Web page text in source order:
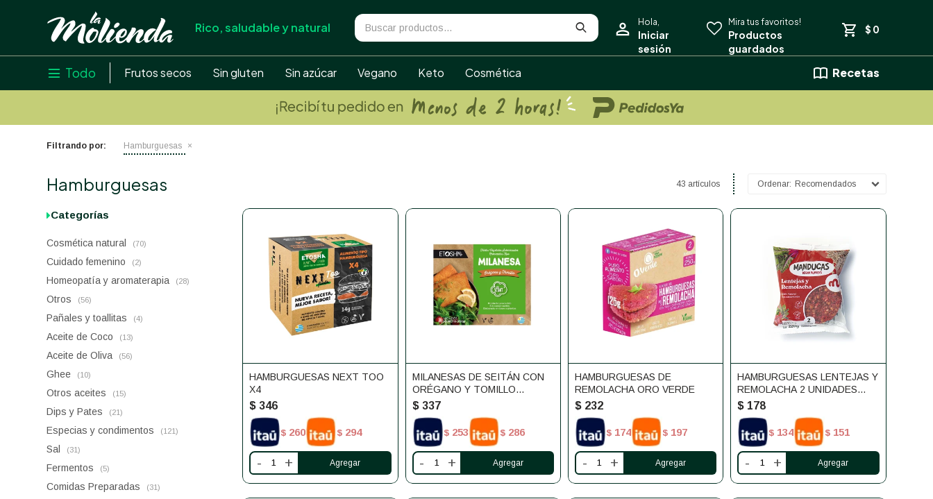
Rico, saludable y natural
 Todo Frutos secos Sin gluten Sin azúcar Vegano Keto Cosmética Recetas
$ 0
Filtrando por: Hamburguesas
43 artículos Recomendados
HAMBURGUESAS NEXT TOO
X4
$ 346
$ 260 $ 294
- +
MILANESAS DE SEITÁN CON
ORÉGANO Y TOMILLO
ETOSHA 4 UNIDADES
$ 337
$ 253 $ 286
- +
HAMBURGUESAS DE
REMOLACHA ORO VERDE
$ 232
$ 174 $ 197
- +
HAMBURGUESAS LENTEJAS Y
REMOLACHA 2 UNIDADES
MANDUCAS
$ 178
$ 134 $ 151
- +
Hamburguesas
Categorías
Cosmética natural (70)
Cuidado femenino (2)
Homeopatía y aromaterapia (28)
Otros (56)
Pañales y toallitas (4)
Aceite de Coco (13)
Aceite de Oliva (56)
Ghee (10)
Otros aceites (15)
Dips y Pates (21)
Especias y condimentos (121)
Sal (31)
Fermentos (5)
Comidas Preparadas (31)
close
store
local_shipping
credit_card